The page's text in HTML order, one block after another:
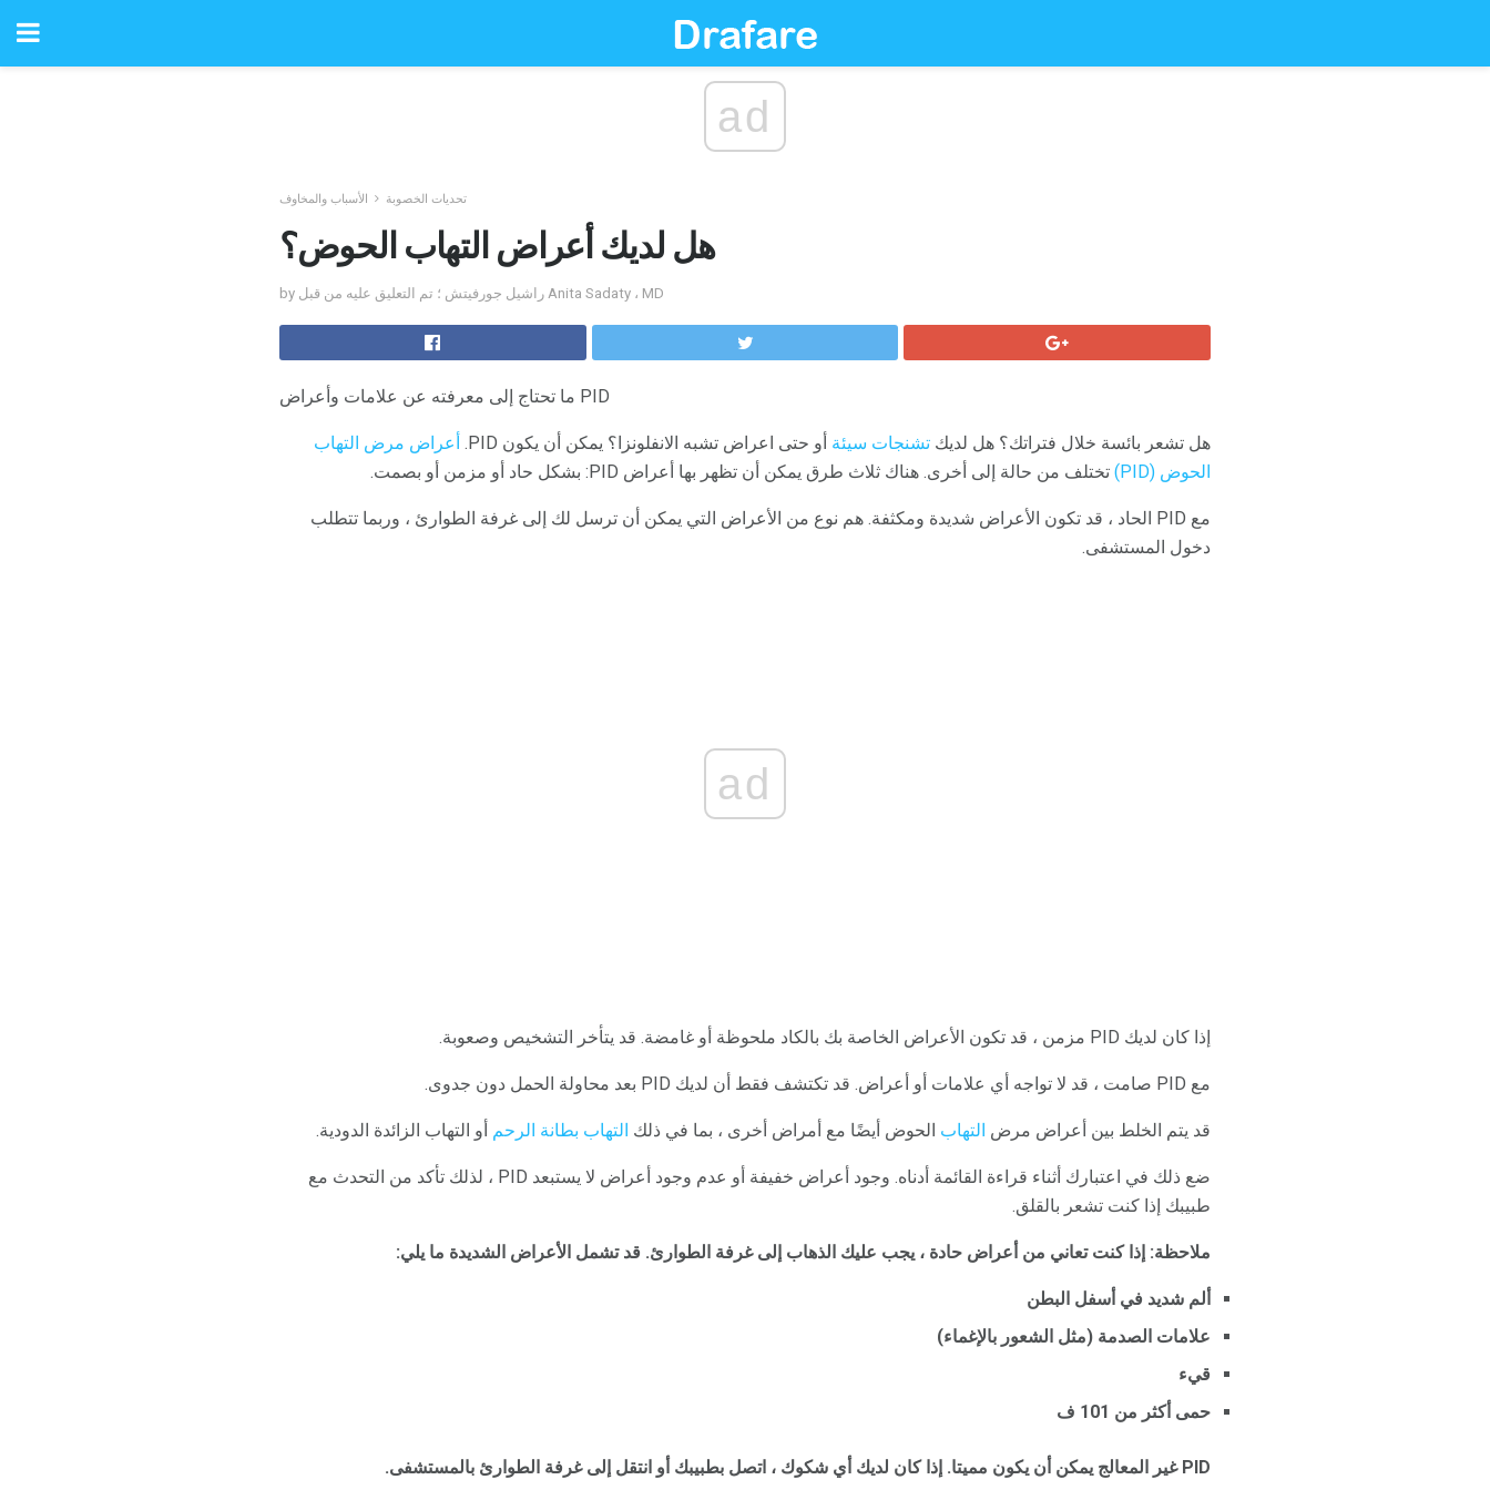
ad
تحديات الخصوبة الأسباب والمخاوف
هل لديك أعراض التهاب الحوض؟
by راشيل جورفيتش ؛ تم التعليق عليه من قبل Anita Sadaty ، MD
ما تحتاج إلى معرفته عن علامات وأعراض PID
هل تشعر بائسة خلال فتراتك؟ هل لديك تشنجات سيئة أو حتى اعراض تشبه الانفلونزا؟ يمكن أن يكون PID.
أعراض مرض التهاب
الحوض (PID)
تختلف من حالة إلى أخرى. هناك ثلاث طرق يمكن أن تظهر بها أعراض PID: بشكل حاد أو مزمن أو بصمت.
مع PID الحاد ، قد تكون الأعراض شديدة ومكثفة. هم نوع من الأعراض التي يمكن أن ترسل لك إلى غرفة الطوارئ ، وربما تتطلب
دخول المستشفى.
ad
إذا كان لديك PID مزمن ، قد تكون الأعراض الخاصة بك بالكاد ملحوظة أو غامضة. قد يتأخر التشخيص وصعوبة.
مع PID صامت ، قد لا تواجه أي علامات أو أعراض. قد تكتشف فقط أن لديك PID بعد محاولة الحمل دون جدوى.
قد يتم الخلط بين أعراض مرض التهاب الحوض أيضًا مع أمراض أخرى ، بما في ذلك التهاب بطانة الرحم أو التهاب الزائدة الدودية.
ضع ذلك في اعتبارك أثناء قراءة القائمة أدناه. وجود أعراض خفيفة أو عدم وجود أعراض لا يستبعد PID ، لذلك تأكد من التحدث مع
طبيبك إذا كنت تشعر بالقلق.
ملاحظة: إذا كنت تعاني من أعراض حادة ، يجب عليك الذهاب إلى غرفة الطوارئ. قد تشمل الأعراض الشديدة ما يلي:
ألم شديد في أسفل البطن
علامات الصدمة (مثل الشعور بالإغماء)
قيء
حمى أكثر من 101 ف
PID غير المعالج يمكن أن يكون مميتا. إذا كان لديك أي شكوك ، اتصل بطبيبك أو انتقل إلى غرفة الطوارئ بالمستشفى.